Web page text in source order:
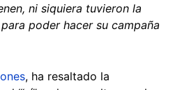
ni siquiera tuvieron la
poder hacer su campaña
, ha resaltado la